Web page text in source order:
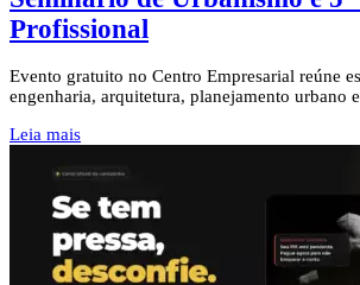
Profissional
Evento gratuito no Centro Empresarial reúne
engenharia, arquitetura, planejamento urbano
Leia mais